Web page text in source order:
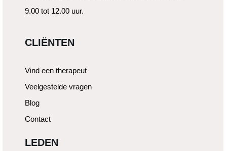
9.00 tot 12.00 uur.
CLIËNTEN
Vind een therapeut
Veelgestelde vragen
Blog
Contact
LEDEN